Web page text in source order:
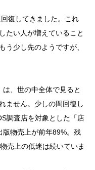
復してきました。これ
たい人が増えていること
う少し先のようですが、
、世の中全体で見ると
ません。少しの間回復し
調査店を対象とした「店
物売上が前年89%。残
売上の低迷は続いていま